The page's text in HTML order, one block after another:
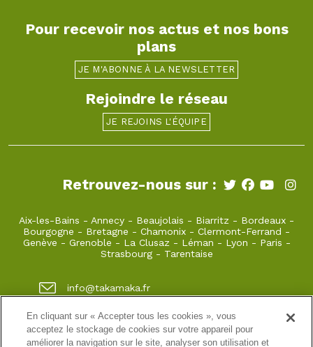
Pour recevoir nos actus et nos bons
plans
JE M'ABONNE À LA NEWSLETTER
Rejoindre le réseau
JE REJOINS L'ÉQUIPE
Retrouvez-nous sur :
Aix-les-Bains - Annecy - Beaujolais - Biarritz - Bordeaux -
Bourgogne - Bretagne - Chamonix - Clermont-Ferrand -
Genève - Grenoble - La Clusaz - Léman - Lyon - Paris -
Strasbourg- Tarentaise
info@takamaka.fr
+33(0)4 50 45 60 61
23, Faubourg Sainte Claire 74000 Annecy
En cliquant sur « Accepter tous les cookies », vous
acceptez le stockage de cookies sur votre appareil pour
améliorer la navigation sur le site, analyser son utilisation et